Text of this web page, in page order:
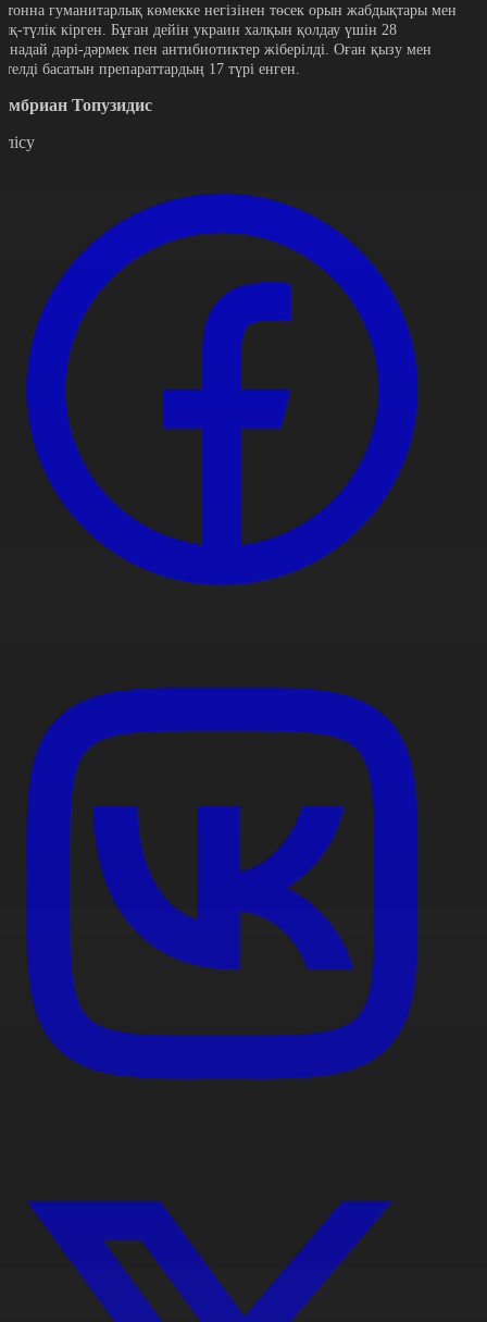
тонна гуманитарлық көмекке негізінен төсек орын жабдықтары мен
түлік кірген. Бұған дейін украин халқын қолдау үшін 28
дәрі-дәрмек пен антибиотиктер жіберілді. Оған қызу мен
басатын препараттардың 17 түрі енген.
Топузидис